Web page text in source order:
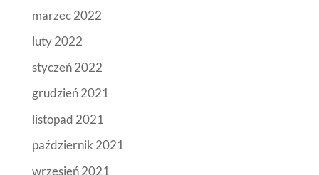
marzec 2022
luty 2022
styczeń 2022
grudzień 2021
listopad 2021
październik 2021
wrzesień 2021